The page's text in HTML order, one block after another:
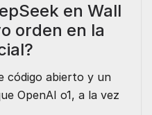
en Wall
orden en la
código abierto y un
OpenAI o1, a la vez